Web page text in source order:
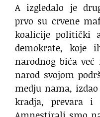
A izgledalo je
prvo su crvene
koalicije politički
demokrate, koje
narodnog bića
narod svojom
medju nama,
kradja, prevara i